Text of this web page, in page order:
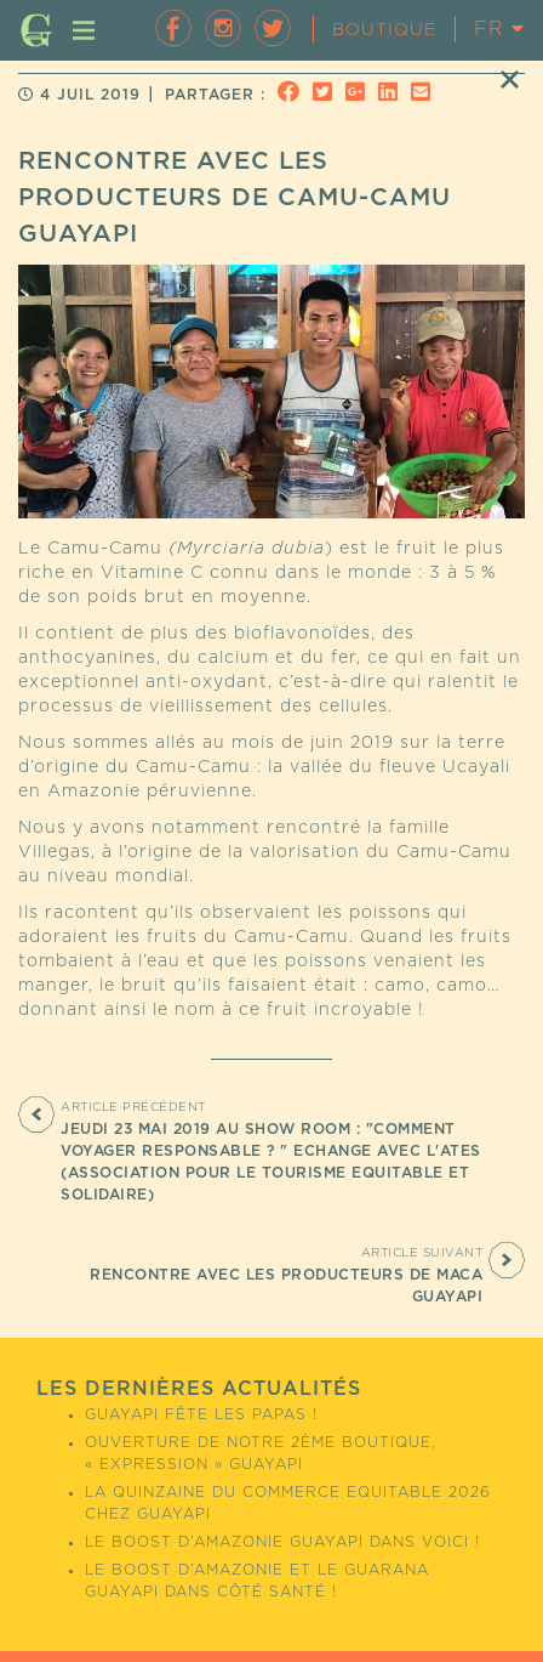
BOUTIQUE FR
EN
4 JUIL 2019 PARTAGER :
RENCONTRE AVEC LES
PRODUCTEURS DE CAMU-CAMU
GUAYAPI
Le Camu-Camu (Myrciaria dubia ) est le fruit le plus
riche en Vitamine C connu dans le monde : 3 à 5 %
de son poids brut en moyenne.
Il contient de plus des bioflavonoïdes, des
anthocyanines, du calcium et du fer, ce qui en fait un
exceptionnel anti-oxydant, c’est-à-dire qui ralentit le
processus de vieillissement des cellules.
Nous sommes allés au mois de juin 2019 sur la terre
d’origine du Camu-Camu : la vallée du fleuve Ucayali
en Amazonie péruvienne.
Nous y avons notamment rencontré la famille
Villegas, à l’origine de la valorisation du Camu-Camu
au niveau mondial.
Ils racontent qu’ils observaient les poissons qui
adoraient les fruits du Camu-Camu. Quand les fruits
tombaient à l’eau et que les poissons venaient les
manger, le bruit qu’ils faisaient était : camo, camo…
donnant ainsi le nom à ce fruit incroyable !
ARTICLE PRÉCÉDENT
JEUDI 23 MAI 2019 AU SHOW ROOM : "COMMENT
VOYAGER RESPONSABLE ? " ECHANGE AVEC L'ATES
(ASSOCIATION POUR LE TOURISME EQUITABLE ET
SOLIDAIRE)
ARTICLE SUIVANT
RENCONTRE AVEC LES PRODUCTEURS DE MACA
GUAYAPI
LES DERNIÈRES ACTUALITÉS
GUAYAPI FÊTE LES PAPAS !
OUVERTURE DE NOTRE 2ÈME BOUTIQUE,
« EXPRESSION » GUAYAPI
LA QUINZAINE DU COMMERCE EQUITABLE 2026
CHEZ GUAYAPI
LE BOOST D’AMAZONIE GUAYAPI DANS VOICI !
LE BOOST D’AMAZONIE ET LE GUARANA
GUAYAPI DANS CÔTÉ SANTÉ !